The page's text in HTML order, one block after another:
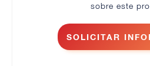
sobre este
SOLICITAR